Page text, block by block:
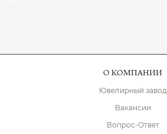
О КОМПАНИИ
Ювелирный завод
Вакансии
Вопрос-Ответ